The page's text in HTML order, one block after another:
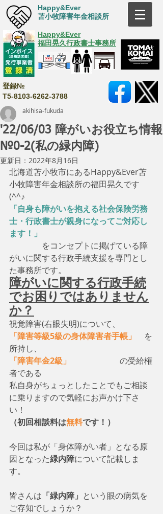
Happy&Ever
苫小牧障害年金相談所
Happy&Ever
福田晃久行政書士事務所
登録№
T5-8103-6262-3788
'22/06/03 障がいお役立ち情報
№0-2(私の緑内障)
akihisa-fukuda
更新日： 2022年8月16日
北海道苫小牧市にあるHappy&Ever苫
小牧障害年金相談所の福田晃久です
(^^♪
「自身も障がいを抱える社会保険労務
士・行政書士が親身になってご対応し
ます！」
をコンセプトに掲げている障
がいに関する行政手続支援を専門とし
た事務所です。
障がいに関する行政手続
でお困りではありません
か？
視覚障害(右眼失明)について、
「障害等級5級の身体障害者手帳」
を
所持し、
「障害年金2級」
の受給権
者である
私自身がちょっとしたことでもご相談
に乗りますので気軽にお声かけ下さ
い！
（初回相談料は無料です！）
今回は私が「身体障がい者」となる原
因となった緑内障について記載しま
す。
皆さんは 「緑内障」 という眼の病気を
ご存知でしょうか？